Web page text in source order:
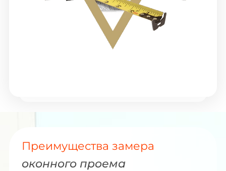
Преимущества замера
оконного проема